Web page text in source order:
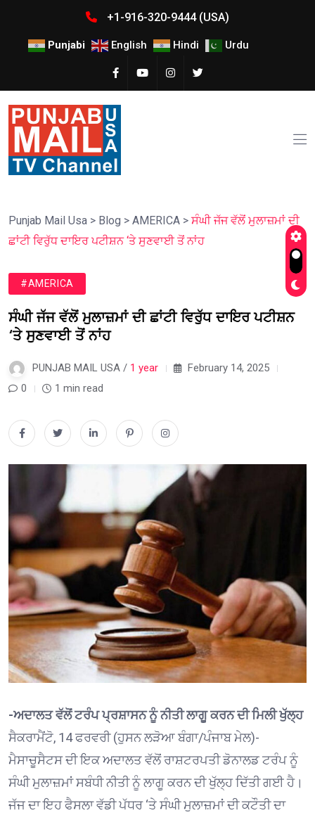
+1-916-320-9444 (USA)
Punjabi English Hindi Urdu
Punjab Mail Usa > Blog > AMERICA > ਸੰਘੀ ਜੱਜ ਵੱਲੋਂ ਮੁਲਾਜ਼ਮਾਂ ਦੀ
ਛਾਂਟੀ ਵਿਰੁੱਧ ਦਾਇਰ ਪਟੀਸ਼ਨ ‘ਤੇ ਸੁਣਵਾਈ ਤੋਂ ਨਾਂਹ
#AMERICA
ਸੰਘੀ ਜੱਜ ਵੱਲੋਂ ਮੁਲਾਜ਼ਮਾਂ ਦੀ ਛਾਂਟੀ ਵਿਰੁੱਧ ਦਾਇਰ ਪਟੀਸ਼ਨ
‘ਤੇ ਸੁਣਵਾਈ ਤੋਂ ਨਾਂਹ
PUNJAB MAIL USA / 1 year
February 14, 2025
0
1 min read
-ਅਦਾਲਤ ਵੱਲੋਂ ਟਰੰਪ ਪ੍ਰਸ਼ਾਸਨ ਨੂੰ ਨੀਤੀ ਲਾਗੂ ਕਰਨ ਦੀ ਮਿਲੀ ਖੁੱਲ੍ਹ
ਸੈਕਰਾਮੈਂਟੋ, 14 ਫਰਵਰੀ (ਹੁਸਨ ਲੜੋਆ ਬੰਗਾ/ਪੰਜਾਬ ਮੇਲ)-
ਮੈਸਾਚੂਸੈਟਸ ਦੀ ਇਕ ਅਦਾਲਤ ਵੱਲੋਂ ਰਾਸ਼ਟਰਪਤੀ ਡੋਨਾਲਡ ਟਰੰਪ ਨੂੰ
ਸੰਘੀ ਮੁਲਾਜ਼ਮਾਂ ਸਬੰਧੀ ਨੀਤੀ ਨੂੰ ਲਾਗੂ ਕਰਨ ਦੀ ਖੁੱਲ੍ਹ ਦਿੱਤੀ ਗਈ ਹੈ।
ਜੱਜ ਦਾ ਇਹ ਫੈਸਲਾ ਵੱਡੀ ਪੱਧਰ ‘ਤੇ ਸੰਘੀ ਮੁਲਾਜ਼ਮਾਂ ਦੀ ਕਟੌਤੀ ਦਾ